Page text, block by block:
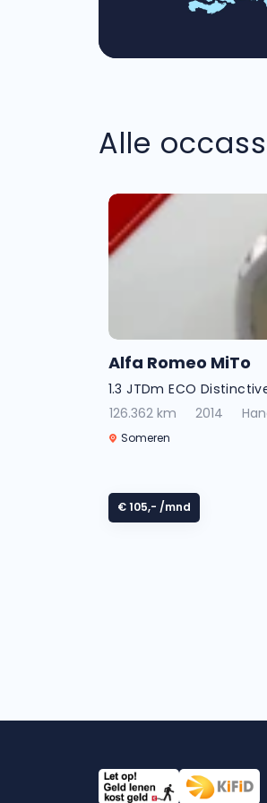
Alle
Alfa Romeo MiTo
1.3 JTDm ECO
126.362 km
2014
Someren
€ 105,- /mnd